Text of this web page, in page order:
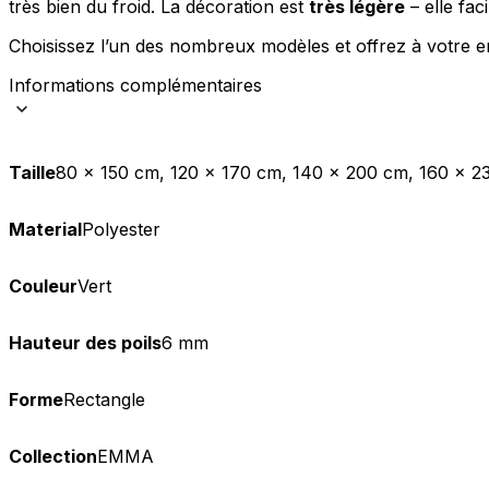
très bien du froid. La décoration est très légère – elle
Choisissez l’un des nombreux modèles et offrez à votre
Informations complémentaires
Taille80 x 150 cm, 120 x 170 cm, 140 x 200 cm, 160 x
MaterialPolyester
CouleurVert
Hauteur des poils6 mm
FormeRectangle
CollectionEMMA
Statistiques
Les cookies marketing sont